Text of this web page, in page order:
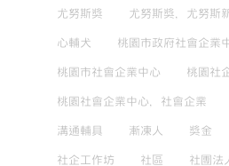
尤努斯獎 尤努斯獎，尤努斯
心輔犬 桃園市政府社會企業
桃園市社會企業中心 桃園社
桃園社會企業中心，社會企業
溝通輔具 漸凍人 獎金
社企工作坊 社區 社團法